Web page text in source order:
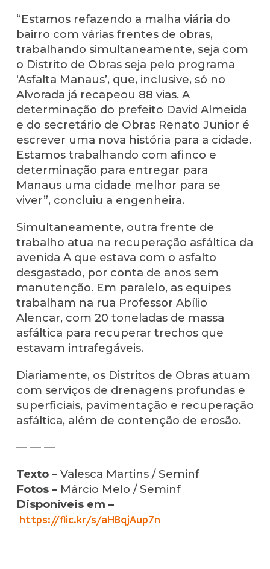
“Estamos refazendo a malha viária do
bairro com várias frentes de obras,
trabalhando simultaneamente, seja com
o Distrito de Obras seja pelo programa
‘Asfalta Manaus’, que, inclusive, só no
Alvorada já recapeou 88 vias. A
determinação do prefeito David Almeida
e do secretário de Obras Renato Junior é
escrever uma nova história para a cidade.
Estamos trabalhando com afinco e
determinação para entregar para
Manaus uma cidade melhor para se
viver”, concluiu a engenheira.
Simultaneamente, outra frente de
trabalho atua na recuperação asfáltica da
avenida A que estava com o asfalto
desgastado, por conta de anos sem
manutenção. Em paralelo, as equipes
trabalham na rua Professor Abílio
Alencar, com 20 toneladas de massa
asfáltica para recuperar trechos que
estavam intrafegáveis.
Diariamente, os Distritos de Obras atuam
com serviços de drenagens profundas e
superficiais, pavimentação e recuperação
asfáltica, além de contenção de erosão.
— — —
Texto –Valesca Martins / Seminf
Fotos –Márcio Melo / Seminf
Disponíveis em –
https://flic.kr/s/aHBqjAup7n